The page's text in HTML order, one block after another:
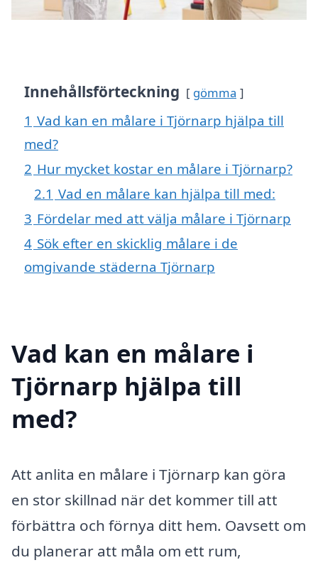
Innehållsförteckning gömma
1 Vad kan en målare i Tjörnarp hjälpa till
med?
2 Hur mycket kostar en målare i Tjörnarp?
2.1 Vad en målare kan hjälpa till med:
3 Fördelar med att välja målare i Tjörnarp
4 Sök efter en skicklig målare i de
omgivande städerna Tjörnarp
Vad kan en målare i
Tjörnarp hjälpa till
med?
Att anlita en målare i Tjörnarp kan göra
en stor skillnad när det kommer till att
förbättra och förnya ditt hem. Oavsett om
du planerar att måla om ett rum,